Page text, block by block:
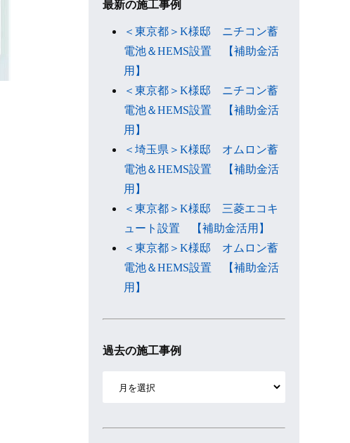
最新の施工事例
＜東京都＞K様邸 ニチコン蓄
電池＆HEMS設置 【補助金活
用】
＜東京都＞K様邸 ニチコン蓄
電池＆HEMS設置 【補助金活
用】
＜埼玉県＞K様邸 オムロン蓄
電池＆HEMS設置 【補助金活
用】
＜東京都＞K様邸 三菱エコキ
ュート設置 【補助金活用】
＜東京都＞K様邸 オムロン蓄
電池＆HEMS設置 【補助金活
用】
過去の施工事例